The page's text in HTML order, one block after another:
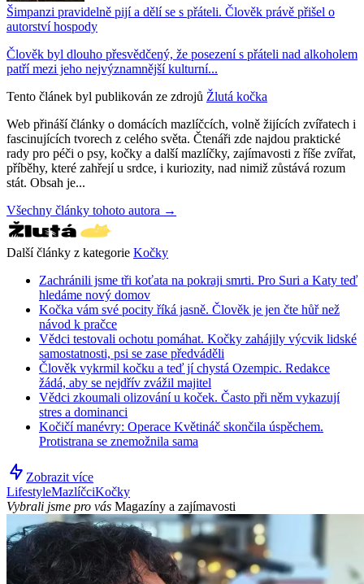
Šimpanzi pravidelně pijí a dělí se s přáteli. Člověk právě přišel o
autorství hospody
Člověk byl dlouho přesvědčený, že posezení s přáteli nad alkoholem
patří mezi jeho nejvýznamnější kulturní...
Tento článek byl publikován ze zdrojů Žlutá kočka
Web přináší články o domácích mazlíčcích, volně žijících zvířatech i
fascinujících tvorech z celého světa. Čtenáři zde najdou praktické
rady pro péči o psy, kočky a další mazlíčky, zajímavosti z říše zvířat,
příběhy, které zahřejí u srdce, i kuriozity, nad nimiž zůstává rozum
stát. Obsah je...
Všechny články tohoto autora →
Další články z kategorie Kočky
Zachránili jsme tři koťata na pokraji smrti. Pro Suri a Katy teď
hledáme nový domov
Kočka vám své pocity říká jasně. Člověk je jen čte hůř než
návod k pračce
Vědci testovali ochotu pomáhat. Kočky zahájily výcvik lidské
samostatnosti, psi se zase předváděli
Člověk vykrmil kočku a teď jí chystá Ozempic. Redakce
žádá, aby se nejdřív zvážil majitel
Vědci zkoumali olizování u koček. Často při něm vykazují
stres a dominanci
Kočičí manévry: Operace Květináč skončila úspěchem.
Protistrana se znemožnila sama
Zobrazit více
LifestyleMazlíčciKočky
Vybrali jsme pro vás Magazíny a zajímavosti